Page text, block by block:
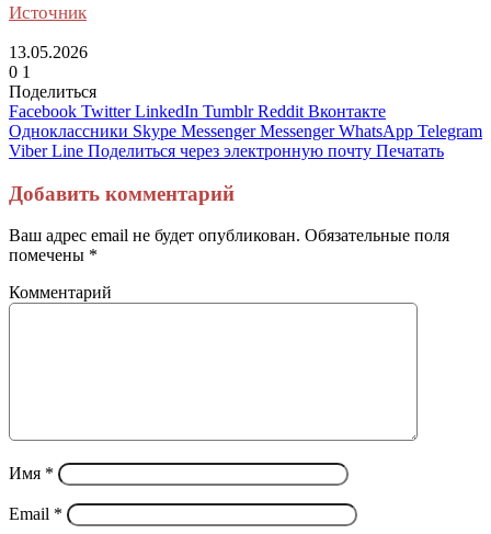
Источник
13.05.2026
0 1
Поделиться
Facebook Twitter LinkedIn Tumblr Reddit Вконтакте
Одноклассники Skype Messenger Messenger WhatsApp Telegram
Viber Line Поделиться через электронную почту Печатать
Добавить комментарий
Ваш адрес email не будет опубликован. Обязательные поля
помечены *
Комментарий
Имя *
Email *